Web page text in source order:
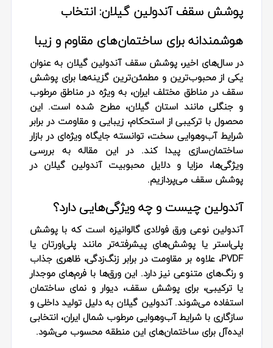
پوشش سقف آندولین گیلان: انتخاب
هوشمندانه برای ساختمان‌های مقاوم و زیبا
در سال‌های اخیر،پوشش سقف آندولین گیلان به عنوان
یکی از محبوب‌ترین و مطمئن‌ترین گزینه‌ها برای پوشش
سقف در مناطق مختلف ایران، به ویژه در مناطق مرطوب
و جنگلی مانند استان گیلان، مطرح شده است. این
محصول با ترکیبی از استحکام، زیبایی و مقاومت در برابر
شرایط آب‌وهوایی سخت، توانسته جایگاه ویژه‌ای در بازار
ساختمان‌سازی پیدا کند. در این مقاله به بررسی
ویژگی‌ها، مزایا و دلایل محبوبیتآندولین گیلان در
پوشش سقف می‌پردازیم.
آندولین چیست و چه ویژگی‌هایی دارد؟
آندولین نوعی ورق فولادی گالوانیزه است که با پوشش
پلی‌استر یا پوشش‌های پیشرفته‌تر مانند پلی‌اورتان یا
PVDF، علاوه بر مقاومت در برابر زنگ‌زدگی، ظاهری جذاب
و رنگ‌های متنوعی نیز دارد. این ورق‌ها با فرم‌های موجدار
یا ترکیبی، برای پوشش سقف، دیوار و نمای ساختمان
استفاده می‌شوند.آندولین گیلان به دلیل تولید داخلی و
سازگاری با شرایط آب‌وهوایی مرطوب شمال ایران، انتخابی
ایده‌آل برای ساختمان‌های این منطقه محسوب می‌شود.